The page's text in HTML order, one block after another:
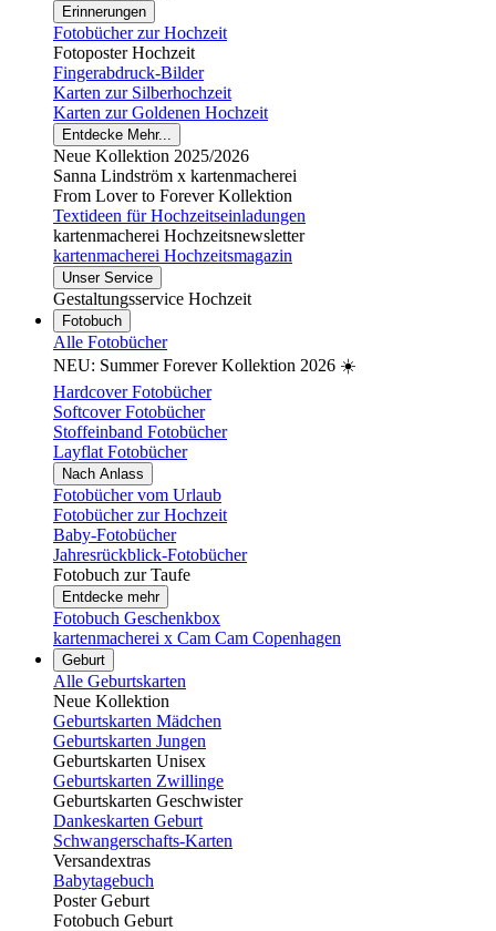
Erinnerungen
Fotobücher zur Hochzeit
Fotoposter Hochzeit
Fingerabdruck-Bilder
Karten zur Silberhochzeit
Karten zur Goldenen Hochzeit
Entdecke Mehr...
Neue Kollektion 2025/2026
Sanna Lindström x kartenmacherei
From Lover to Forever Kollektion
Textideen für Hochzeitseinladungen
kartenmacherei Hochzeitsnewsletter
kartenmacherei Hochzeitsmagazin
Unser Service
Gestaltungsservice Hochzeit
Fotobuch
Alle Fotobücher
NEU: Summer Forever Kollektion 2026 ☀️
Hardcover Fotobücher
Softcover Fotobücher
Stoffeinband Fotobücher
Layflat Fotobücher
Nach Anlass
Fotobücher vom Urlaub
Fotobücher zur Hochzeit
Baby-Fotobücher
Jahresrückblick-Fotobücher
Fotobuch zur Taufe
Entdecke mehr
Fotobuch Geschenkbox
kartenmacherei x Cam Cam Copenhagen
Geburt
Alle Geburtskarten
Neue Kollektion
Geburtskarten Mädchen
Geburtskarten Jungen
Geburtskarten Unisex
Geburtskarten Zwillinge
Geburtskarten Geschwister
Dankeskarten Geburt
Schwangerschafts-Karten
Versandextras
Babytagebuch
Poster Geburt
Fotobuch Geburt